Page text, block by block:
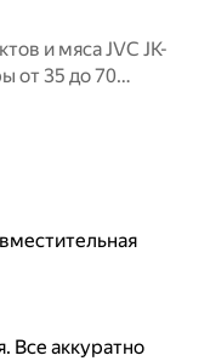
и мяса JVC JK-
от 35 до 70
Вт
Все аккуратно